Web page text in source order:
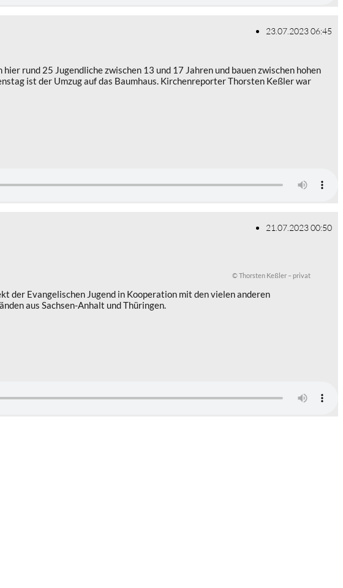
23.07.2023 06:45
rund 25 Jugendliche zwischen 13 und 17 Jahren und bauen zwischen hohen
ist der Umzug auf das Baumhaus. Kirchenreporter Thorsten Keßler war
21.07.2023 00:50
© Thorsten Keßler – privat
der Evangelischen Jugend in Kooperation mit den vielen anderen
aus Sachsen-Anhalt und Thüringen.